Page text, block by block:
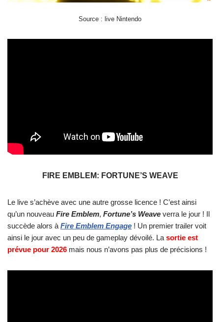
Source : live Nintendo
FIRE EMBLEM: FORTUNE’S WEAVE
Le live s’achève avec une autre grosse licence ! C’est ainsi
qu’un nouveau Fire Emblem, Fortune’s Weave verra le jour ! Il
succède alors à Fire Emblem Engage ! Un premier trailer voit
ainsi le jour avec un peu de gameplay dévoilé. La sortie est
prévue pour 2026 mais nous n’avons pas plus de précisions !